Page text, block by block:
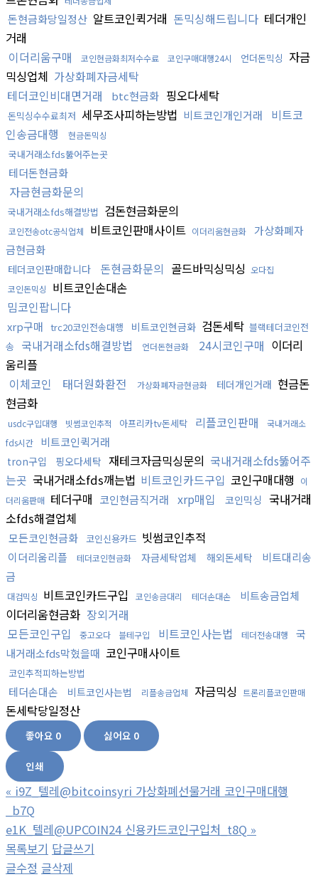
돈현금화당일정산 알트코인퀵거래 돈믹싱해드립니다 테더개인
거래
이더리움구매
코인현금화최저수수료 코인구매대행24시 언더돈믹싱 자금
믹싱업체 가상화폐자금세탁
테더코인비대면거래
btc현금화 핑오다세탁
돈믹싱수수료최저 세무조사피하는방법 비트코인개인거래
비트코
인송금대행
현금돈믹싱
국내거래소fds뚫어주는곳
테더돈현금화
자금현금화문의
국내거래소fds해결방법 검돈현금화문의
코인전송otc공식업체 비트코인판매사이트 이더리움현금화
가상화폐자
금현금화
테더코인판매합니다 돈현금화문의 골드바믹싱믹싱 오다집
코인돈믹싱
비트코인손대손
밈코인팝니다
xrp구매 trc20코인전송대행 비트코인현금화 검돈세탁 블랙테더코인전
송
국내거래소fds해결방법 언더돈현금화 24시코인구매 이더리
움리플
이체코인
태더원화환전 가상화폐자금현금화 테더개인거래 현금돈
현금화
usdc구입대행 빗썸코인추적 아프리카tv돈세탁 리플코인판매
국내거래소
fds시간
비트코인퀵거래
tron구입 핑오다세탁 재테크자금믹싱문의 국내거래소fds뚫어주
는곳 국내거래소fds깨는법 비트코인카드구입 코인구매대행
이
더리움판매 테더구매 코인현금직거래 xrp매입 코인믹싱 국내거래
소fds해결업체
모든코인현금화 코인신용카드 빗썸코인추적
이더리움리플 테더코인현금화 자금세탁업체 해외돈세탁
비트대리송
금
대검믹싱 비트코인카드구입 코인송금대리 테더손대손 비트송금업체
이더리움현금화 장외거래
모든코인구입
중고오다 블테구입 비트코인사는법 테더전송대행
국
내거래소fds막혔을때 코인구매사이트
코인추적피하는방법
테더손대손 비트코인사는법 리플송금업체 자금믹싱 트론리플코인판매
돈세탁당일정산
좋아요 0 싫어요 0
인쇄
« i9Z_텔레@bitcoinsyri 가상화폐선물거래 코인구매대행
_b7Q
e1K_텔레@UPCOIN24 신용카드코인구입처_t8Q »
목록보기 답글쓰기
글수정 글삭제